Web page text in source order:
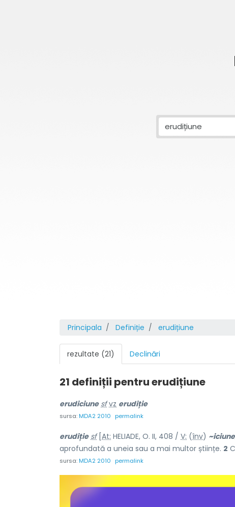
Principala Definiție erudițiune
rezultate (21) Declinări
21 definiții pentruerudițiune
erudiciune sf vz erudiție
sursa:MDA2 2010 permalink
erudiție sf[ At: HELIADE, O. II, 408 / V: (înv) ~iciu
aprofundată a uneia sau a mai multor științe. 2
sursa:MDA2 2010 permalink